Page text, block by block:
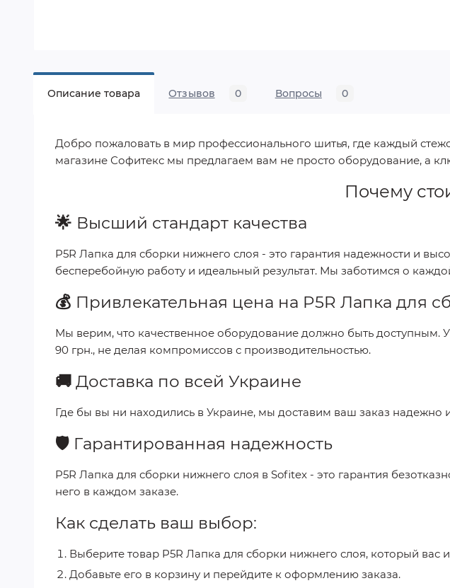
Описание товара Отзывов 0 Вопросы 0
Добро пожаловать в мир профессионального шитья, где каждый
магазине Софитекс мы предлагаем вам не просто оборудование, а
Почему
🌟 Высший стандарт качества
P5R Лапка для сборки нижнего слоя - это гарантия надежности и
бесперебойную работу и идеальный результат. Мы заботимся о
💰 Привлекательная цена на P5R Лапка для
Мы верим, что качественное оборудование должно быть доступным.
90 грн., не делая компромиссов с производительностью.
🚚 Доставка по всей Украине
Где бы вы ни находились в Украине, мы доставим ваш заказ
🛡️ Гарантированная надежность
P5R Лапка для сборки нижнего слоя в Sofitex - это гарантия
него в каждом заказе.
Как сделать ваш выбор:
Выберите товар P5R Лапка для сборки нижнего слоя, который вас
Добавьте его в корзину и перейдите к оформлению заказа.